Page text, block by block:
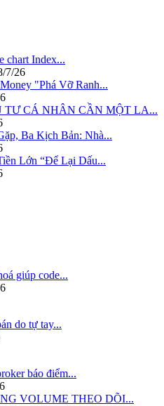
chart Index...
7/26
"Phá Vỡ Ranh...
CÁ NHÂN CẦN MỘT LA...
Ba Kịch Bản: Nhà...
Lớn “Để Lại Dấu...
giúp code...
do tự tay...
báo điểm...
VOLUME THEO DÕI...